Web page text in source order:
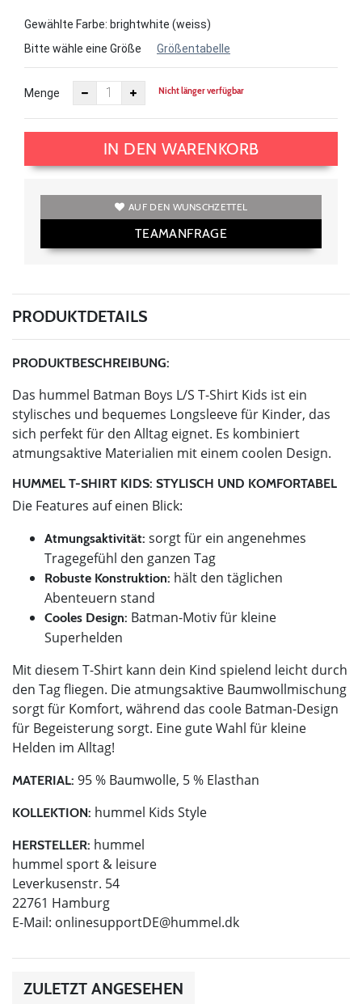
Gewählte Farbe: brightwhite (weiss)
Bitte wähle eine Größe
Größentabelle
Menge Nicht länger verfügbar
IN DEN WARENKORB
AUF DEN WUNSCHZETTEL
TEAMANFRAGE
PRODUKTDETAILS
PRODUKTBESCHREIBUNG:
Das hummel Batman Boys L/S T-Shirt Kids ist ein
stylisches und bequemes Longsleeve für Kinder, das
sich perfekt für den Alltag eignet. Es kombiniert
atmungsaktive Materialien mit einem coolen Design.
HUMMEL T-SHIRT KIDS: STYLISCH UND KOMFORTABEL
Die Features auf einen Blick:
Atmungsaktivität: sorgt für ein angenehmes
Tragegefühl den ganzen Tag
Robuste Konstruktion: hält den täglichen
Abenteuern stand
Cooles Design: Batman-Motiv für kleine
Superhelden
Mit diesem T-Shirt kann dein Kind spielend leicht durch
den Tag fliegen. Die atmungsaktive Baumwollmischung
sorgt für Komfort, während das coole Batman-Design
für Begeisterung sorgt. Eine gute Wahl für kleine
Helden im Alltag!
MATERIAL: 95 % Baumwolle, 5 % Elasthan
KOLLEKTION: hummel Kids Style
HERSTELLER: hummel
hummel sport & leisure
Leverkusenstr. 54
22761 Hamburg
E-Mail: onlinesupportDE@hummel.dk
ZULETZT ANGESEHEN